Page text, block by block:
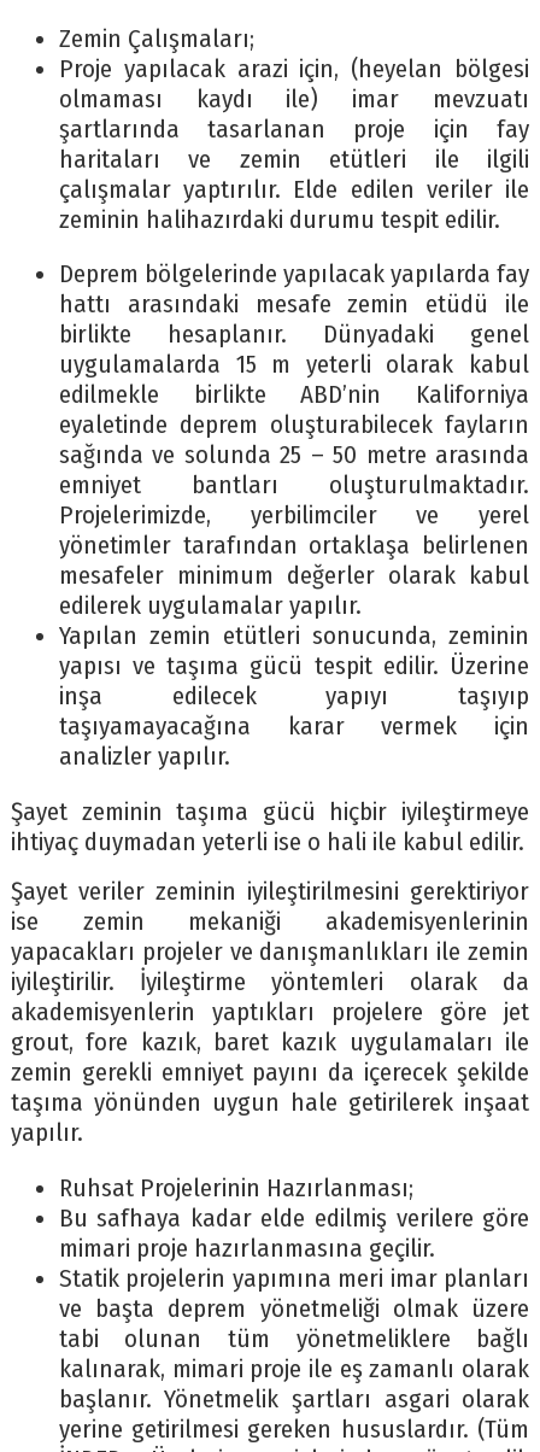
Zemin Çalışmaları;
Proje yapılacak arazi için, (heyelan bölgesi
olmaması kaydı ile) imar mevzuatı
şartlarında tasarlanan proje için fay
haritaları ve zemin etütleri ile ilgili
çalışmalar yaptırılır. Elde edilen veriler ile
zeminin halihazırdaki durumu tespit edilir.
Deprem bölgelerinde yapılacak yapılarda fay
hattı arasındaki mesafe zemin etüdü ile
birlikte hesaplanır. Dünyadaki genel
uygulamalarda 15 m yeterli olarak kabul
edilmekle birlikte ABD’nin Kaliforniya
eyaletinde deprem oluşturabilecek fayların
sağında ve solunda 25 – 50 metre arasında
emniyet bantları oluşturulmaktadır.
Projelerimizde, yerbilimciler ve yerel
yönetimler tarafından ortaklaşa belirlenen
mesafeler minimum değerler olarak kabul
edilerek uygulamalar yapılır.
Yapılan zemin etütleri sonucunda, zeminin
yapısı ve taşıma gücü tespit edilir. Üzerine
inşa edilecek yapıyı taşıyıp
taşıyamayacağına karar vermek için
analizler yapılır.
Şayet zeminin taşıma gücü hiçbir iyileştirmeye
ihtiyaç duymadan yeterli ise o hali ile kabul edilir.
Şayet veriler zeminin iyileştirilmesini gerektiriyor
ise zemin mekaniği akademisyenlerinin
yapacakları projeler ve danışmanlıkları ile zemin
iyileştirilir. İyileştirme yöntemleri olarak da
akademisyenlerin yaptıkları projelere göre jet
grout, fore kazık, baret kazık uygulamaları ile
zemin gerekli emniyet payını da içerecek şekilde
taşıma yönünden uygun hale getirilerek inşaat
yapılır.
Ruhsat Projelerinin Hazırlanması;
Bu safhaya kadar elde edilmiş verilere göre
mimari proje hazırlanmasına geçilir.
Statik projelerin yapımına meri imar planları
ve başta deprem yönetmeliği olmak üzere
tabi olunan tüm yönetmeliklere bağlı
kalınarak, mimari proje ile eş zamanlı olarak
başlanır. Yönetmelik şartları asgari olarak
yerine getirilmesi gereken hususlardır. (Tüm